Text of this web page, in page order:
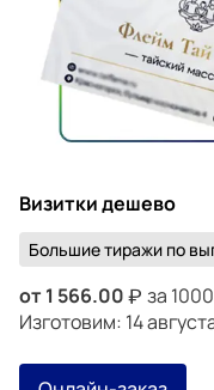
Визитки дешево
Большие тиражи по
от 1 566.00
за
Изготовим: 14